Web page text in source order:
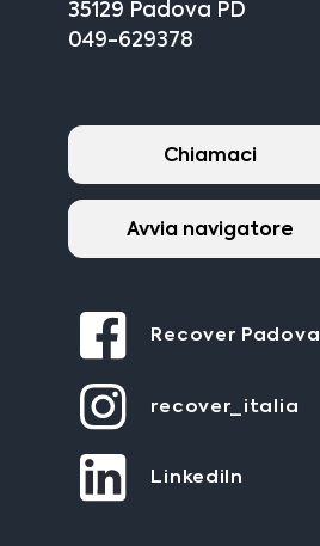
35129 Padova PD
049-629378
Chiamaci
Avvia navigatore
Recover Padova
recover_italia
LinkediIn